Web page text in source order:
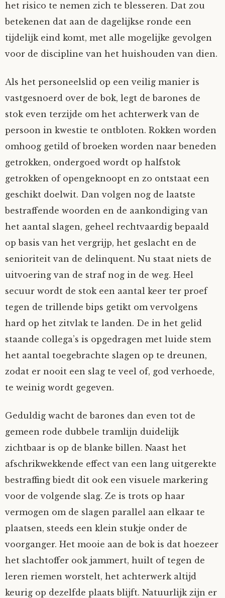
het risico te nemen zich te blesseren. Dat zou
betekenen dat aan de dagelijkse ronde een
tijdelijk eind komt, met alle mogelijke gevolgen
voor de discipline van het huishouden van dien.
Als het personeelslid op een veilig manier is
vastgesnoerd over de bok, legt de barones de
stok even terzijde om het achterwerk van de
persoon in kwestie te ontbloten. Rokken worden
omhoog getild of broeken worden naar beneden
getrokken, ondergoed wordt op halfstok
getrokken of opengeknoopt en zo ontstaat een
geschikt doelwit. Dan volgen nog de laatste
bestraffende woorden en de aankondiging van
het aantal slagen, geheel rechtvaardig bepaald
op basis van het vergrijp, het geslacht en de
senioriteit van de delinquent. Nu staat niets de
uitvoering van de straf nog in de weg. Heel
secuur wordt de stok een aantal keer ter proef
tegen de trillende bips getikt om vervolgens
hard op het zitvlak te landen. De in het gelid
staande collega’s is opgedragen met luide stem
het aantal toegebrachte slagen op te dreunen,
zodat er nooit een slag te veel of, god verhoede,
te weinig wordt gegeven.
Geduldig wacht de barones dan even tot de
gemeen rode dubbele tramlijn duidelijk
zichtbaar is op de blanke billen. Naast het
afschrikwekkende effect van een lang uitgerekte
bestraffing biedt dit ook een visuele markering
voor de volgende slag. Ze is trots op haar
vermogen om de slagen parallel aan elkaar te
plaatsen, steeds een klein stukje onder de
voorganger. Het mooie aan de bok is dat hoezeer
het slachtoffer ook jammert, huilt of tegen de
leren riemen worstelt, het achterwerk altijd
keurig op dezelfde plaats blijft. Natuurlijk zijn er